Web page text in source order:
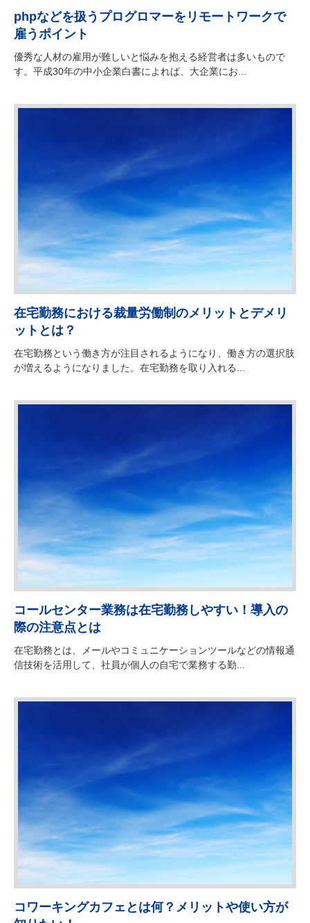
phpなどを扱うプログロマーをリモートワークで
雇うポイント
優秀な人材の雇用が難しいと悩みを抱える経営者は多いもので
す。平成30年の中小企業白書によれば、大企業にお...
在宅勤務における裁量労働制のメリットとデメリ
ットとは？
在宅勤務という働き方が注目されるようになり、働き方の選択肢
が増えるようになりました。在宅勤務を取り入れる...
コールセンター業務は在宅勤務しやすい！導入の
際の注意点とは
在宅勤務とは、メールやコミュニケーションツールなどの情報通
信技術を活用して、社員が個人の自宅で業務する勤...
コワーキングカフェとは何？メリットや使い方が